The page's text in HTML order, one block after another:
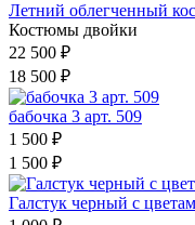
Летний облегченный
Костюмы двойки
22 500 ₽
18 500 ₽
бабочка 3 арт. 509
1 500 ₽
1 500 ₽
Галстук черный с